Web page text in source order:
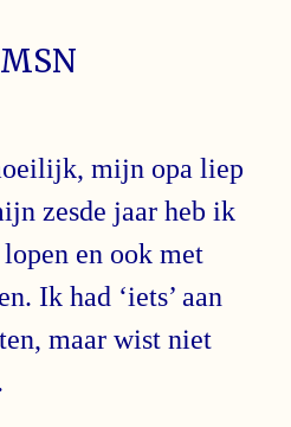
mijn opa liep
zesde jaar heb ik
en ook met
Ik had ‘iets’ aan
maar wist niet